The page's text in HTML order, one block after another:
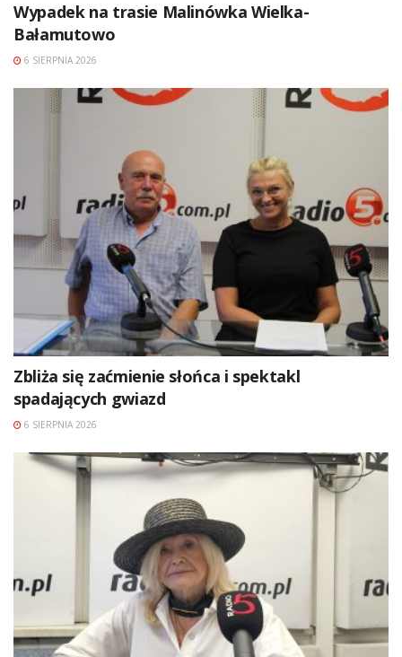
Wypadek na trasie Malinówka Wielka-
Bałamutowo
6 SIERPNIA 2026
Zbliża się zaćmienie słońca i spektakl
spadających gwiazd
6 SIERPNIA 2026